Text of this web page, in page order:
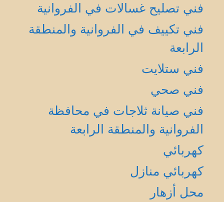
فني تصليح غسالات في الفروانية
فني تكييف في الفروانية والمنطقة
الرابعة
فني ستلايت
فني صحي
فني صيانة ثلاجات في محافظة
الفروانية والمنطقة الرابعة
كهربائي
كهربائي منازل
محل أزهار